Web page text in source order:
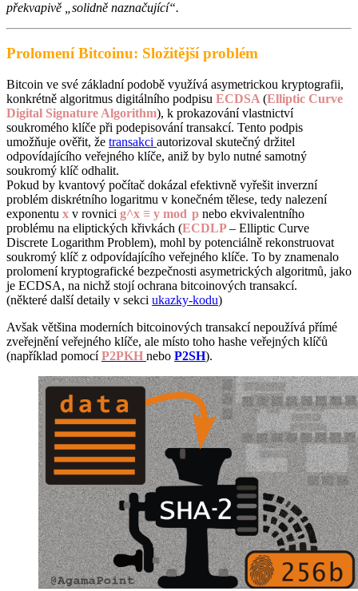
překvapivě „solidně naznačující“.
Prolomení Bitcoinu: Složitější problém
Bitcoin ve své základní podobě využívá asymetrickou kryptografii,
konkrétně algoritmus digitálního podpisu ECDSA (Elliptic Curve
Digital Signature Algorithm), k prokazování vlastnictví
soukromého klíče při podepisování transakcí. Tento podpis
umožňuje ověřit, že transakci autorizoval skutečný držitel
odpovídajícího veřejného klíče, aniž by bylo nutné samotný
soukromý klíč odhalit.
Pokud by kvantový počítač dokázal efektivně vyřešit inverzní
problém diskrétního logaritmu v konečném tělese, tedy nalezení
exponentu x v rovnici g^x ≡ y mod p nebo ekvivalentního
problému na eliptických křivkách (ECDLP– Elliptic Curve
Discrete Logarithm Problem), mohl by potenciálně rekonstruovat
soukromý klíč z odpovídajícího veřejného klíče. To by znamenalo
prolomení kryptografické bezpečnosti asymetrických algoritmů, jako
je ECDSA, na nichž stojí ochrana bitcoinových transakcí.
(některé další detaily v sekci ukazky-kodu)
Avšak většina moderních bitcoinových transakcí nepoužívá přímé
zveřejnění veřejného klíče, ale místo toho hashe veřejných klíčů
(například pomocíP2PKH nebo P2SH).